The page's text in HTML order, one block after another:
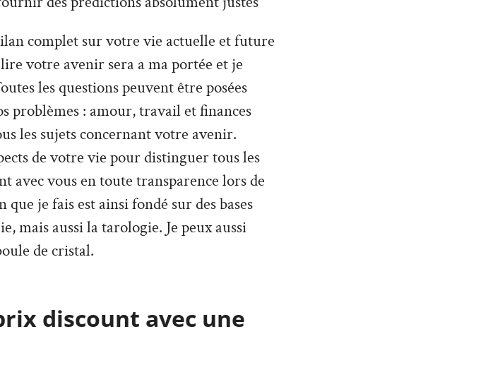
complet sur votre vie actuelle et future
votre avenir sera a ma portée et je
les questions peuvent être posées
problèmes : amour, travail et finances
les sujets concernant votre avenir.
de votre vie pour distinguer tous les
avec vous en toute transparence lors de
je fais est ainsi fondé sur des bases
mais aussi la tarologie. Je peux aussi
de cristal.
discount avec une